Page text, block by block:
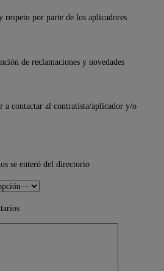
por parte de los aplicadores
de reclamaciones y novedades
a contactar al contratista/aplicador y/o
se enteró del directorio